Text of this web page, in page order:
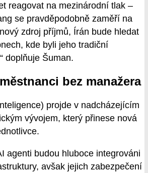
reagovat na mezinárodní tlak –
se pravděpodobně zaměří na
zdroj příjmů, Írán bude hledat
kde byli jeho tradiční
doplňuje Šuman.
bez manažera
projde v nadcházejícím
vývojem, který přinese nová
agenti budou hluboce integrováni
avšak jejich zabezpečení